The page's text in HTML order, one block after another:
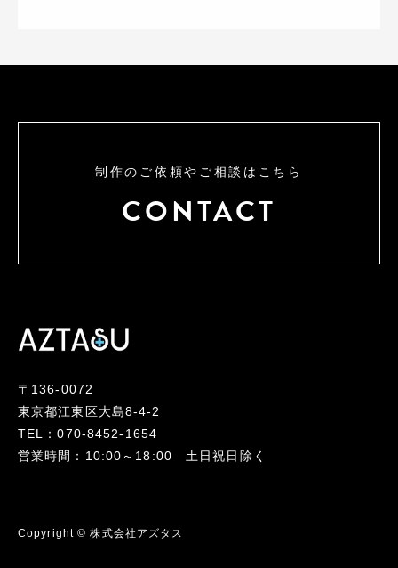
制作のご依頼やご相談はこちら
CONTACT
〒136-0072
東京都江東区大島8-4-2
TEL：070-8452-1654
営業時間：10:00～18:00 土日祝日除く
Copyright © 株式会社アズタス